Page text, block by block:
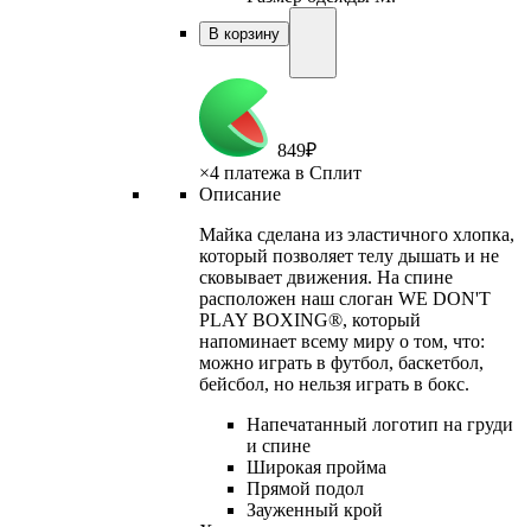
В корзину
849₽
×4 платежа в Сплит
Описание
Майка сделана из эластичного хлопка,
который позволяет телу дышать и не
сковывает движения. На спине
расположен наш слоган WE DON'T
PLAY BOXING®, который
напоминает всему миру о том, что:
можно играть в футбол, баскетбол,
бейсбол, но нельзя играть в бокс.
Напечатанный логотип на груди
и спине
Широкая пройма
Прямой подол
Зауженный крой